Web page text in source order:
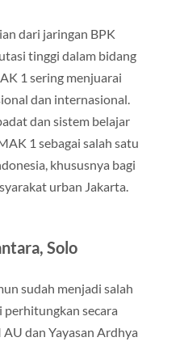
dari jaringan BPK
tinggi dalam bidang
1 sering menjuarai
dan internasional.
dan sistem belajar
1 sebagai salah satu
khususnya bagi
urban Jakarta.
Solo
sudah menjadi salah
perhitungkan secara
dan Yayasan Ardhya